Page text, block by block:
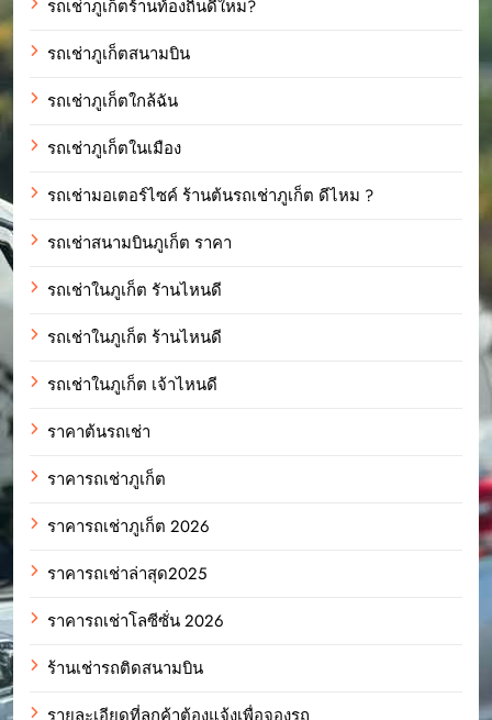
รถเช่าภูเก็ตร้านท้องถิ่นดีใหม?
รถเช่าภูเก็ตสนามบิน
รถเช่าภูเก็ตใกล้ฉัน
รถเช่าภูเก็ตในเมือง
รถเช่ามอเตอร์ไซค์ ร้านต้นรถเช่าภูเก็ต ดีไหม ?
รถเช่าสนามบินภูเก็ต ราคา
รถเช่าในภูเก็ต รัานไหนดี
รถเช่าในภูเก็ต ร้านไหนดี
รถเช่าในภูเก็ต เจ้าไหนดี
ราคาต้นรถเช่า
ราคารถเช่าภูเก็ต
ราคารถเช่าภูเก็ต 2026
ราคารถเช่าล่าสุด2025
ราคารถเช่าโลซีซั่น 2026
ร้านเช่ารถติดสนามบิน